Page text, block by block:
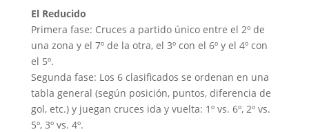
El Reducido
Primera fase: Cruces a partido único entre el 2º de
una zona y el 7º de la otra, el 3º con el 6º y el 4º con
el 5º.
Segunda fase: Los 6 clasificados se ordenan en una
tabla general (según posición, puntos, diferencia de
gol, etc.) y juegan cruces ida y vuelta: 1º vs. 6º, 2º vs.
5º, 3º vs. 4º.